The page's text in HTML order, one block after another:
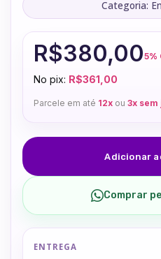
Categoria:
R$380,005%
No pix: R$361,00
Parcele em até 12x ou 3x
Adicionar
Comprar
ENTREGA